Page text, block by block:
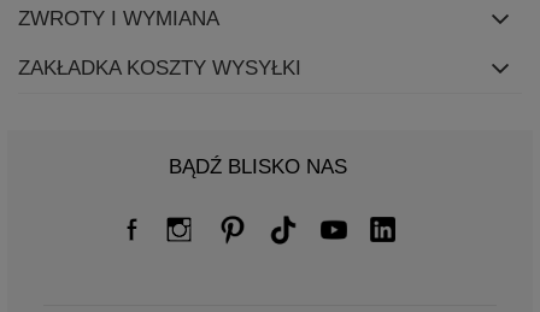
ZWROTY I WYMIANA
ZAKŁADKA KOSZTY WYSYŁKI
BĄDŹ BLISKO NAS